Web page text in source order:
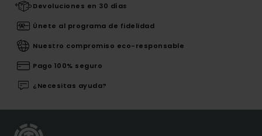
Devoluciones en 30 días
Únete al programa de fidelidad
Nuestro compromiso eco-responsable
Pago 100% seguro
¿Necesitas ayuda?